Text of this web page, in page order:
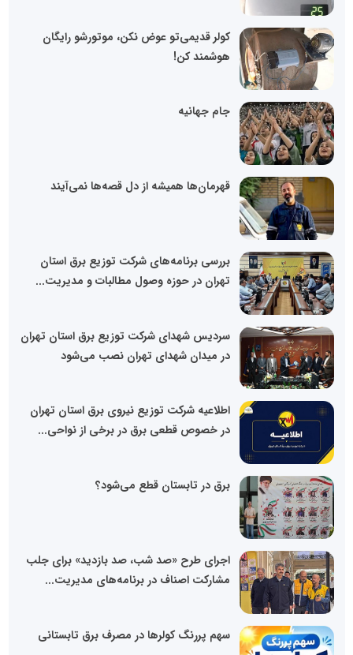
کولر قدیمی‌تو عوض نکن، موتورشو رایگان
هوشمند کن!
جام جهانیه
قهرمان‌ها همیشه از دل قصه‌ها نمی‌آیند
بررسی برنامه‌های شرکت توزیع برق استان
تهران در حوزه وصول مطالبات و مدیریت...
سردیس شهدای شرکت توزیع برق استان تهران
در میدان شهدای تهران نصب می‌شود
اطلاعیه شرکت توزیع نیروی برق استان تهران
در خصوص قطعی برق در برخی از نواحی...
برق در تابستان قطع می‌شود؟
اجرای طرح «صد شب، صد بازدید» برای جلب
مشارکت اصناف در برنامه‌های مدیریت...
سهم پررنگ کولرها در مصرف برق تابستانی